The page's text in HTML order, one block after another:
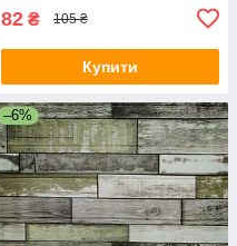
82 ₴ 105 ₴
Купити
–6%